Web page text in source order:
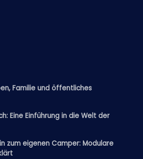
Familie und öffentliches
Eine Einführung in die Welt der
zum eigenen Camper: Modulare